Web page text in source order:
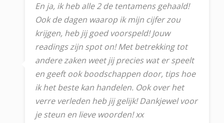
En ja, ik heb alle 2 de tentamens gehaald!
Ook de dagen waarop ik mijn cijfer zou
krijgen, heb jij goed voorspeld! Jouw
readings zijn spot on! Met betrekking tot
andere zaken weet jij precies wat er speelt
en geeft ook boodschappen door, tips hoe
ik het beste kan handelen. Ook over het
verre verleden heb jij gelijk! Dankjewel voor
je steun en lieve woorden! xx